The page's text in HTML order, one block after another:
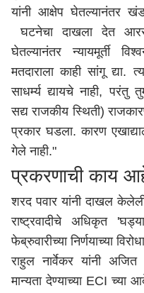
यांनी आक्षेप घेतल्यानंतर
घटनेचा दाखला देत
घेतल्यानंतर न्यायमूर्ती
मतदाराला काही सांगू द्या.
साधर्म्य द्यायचे नाही, परंतु
सद्य राजकीय स्थिती)
प्रकार घडला. कारण
गेले नाही."
प्रकरणाची काय आहे
शरद पवार यांनी दाखल
राष्ट्रवादीचे अधिकृत
फेब्रुवारीच्या निर्णयाच्या
राहुल नार्वेकर यांनी अजित
मान्यता देण्याच्या ECI च्या